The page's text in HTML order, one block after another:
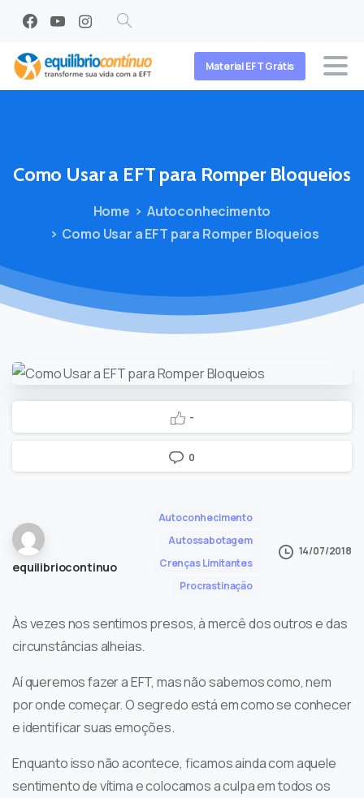
Search
Material EFT Grátis
Como Usara EFT para Romper Bloqueios
Home
Autoconhecimento
Como Usar a EFT para Romper Bloqueios
-
0
equilibriocontinuo
Autoconhecimento
Autossabotagem
Crenças Limitantes
Procrastinação
14/07/2018
Às vezes nos sentimos presos, à mercê dos outros e das
circunstâncias alheias.
Aí queremos fazer a EFT, mas não sabemos como, nem
por onde começar. O segredo está em como se conhecer
e identificar suas emoções.
Enquanto isso não acontece, ficamos ainda com aquele
sentimento de vítima e colocamos a culpa em todos os